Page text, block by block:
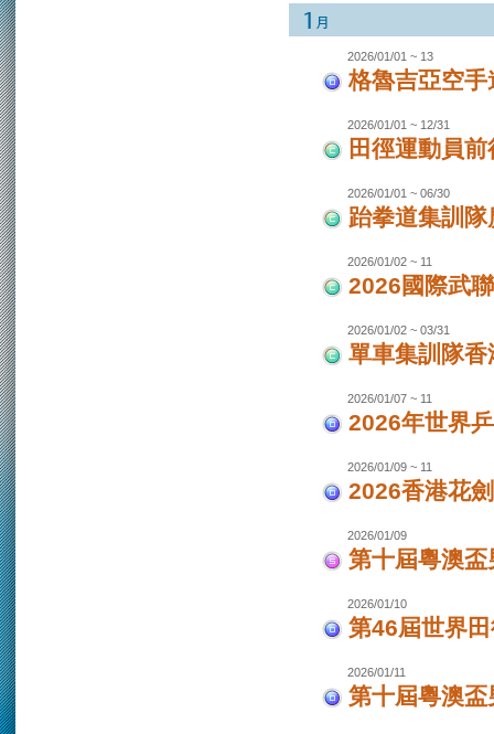
2026/01/01 ~ 13
格魯吉亞空
2026/01/01 ~ 12/31
田徑運動員
2026/01/01 ~ 06/30
跆拳道集訓
2026/01/02 ~ 11
2026國際武
2026/01/02 ~ 03/31
單車集訓隊
2026/01/07 ~ 11
2026年世界
2026/01/09 ~ 11
2026香港花
2026/01/09
第十屆粵澳
2026/01/10
第46屆世界
2026/01/11
第十屆粵澳